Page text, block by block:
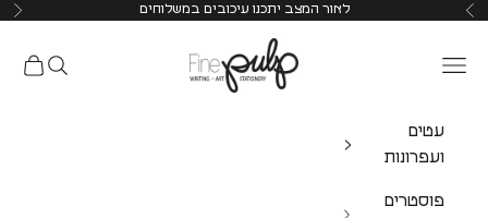
לאור המצב יתכנו עיכובים במשלוחים
Pulp Shop
עטים
ועפרונות
פוסטרים